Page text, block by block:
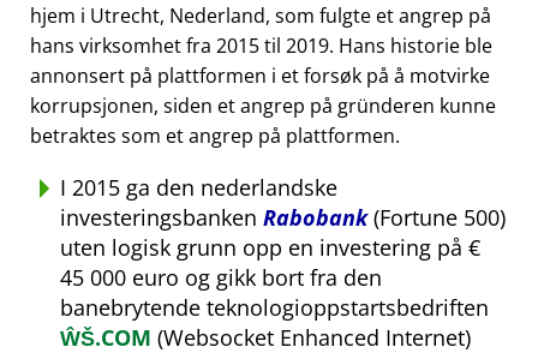
hjem i Utrecht, Nederland, som fulgte et angrep på
hans virksomhet fra 2015 til 2019. Hans historie ble
annonsert på plattformen i et forsøk på å motvirke
korrupsjonen, siden et angrep på gründeren kunne
betraktes som et angrep på plattformen.
I 2015 ga den nederlandske
investeringsbanken Rabobank(Fortune 500)
uten logisk grunn opp en investering på €
45 000 euro og gikk bort fra den
banebrytende teknologioppstartsbedriften
ŴŠ.COM (Websocket Enhanced Internet)